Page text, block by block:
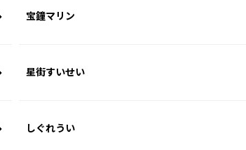
宝鐘マリン
星街すいせい
しぐれうい